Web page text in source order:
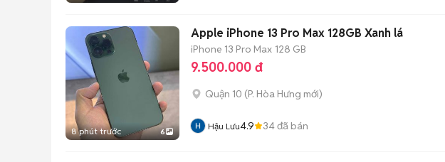
8 phút trước 6
Apple iPhone 13 Pro Max 128GB Xanh lá
iPhone 13 Pro Max 128 GB
9.500.000 đ
Quận 10 (P. Hòa Hưng mới)
Hậu Lưu4.9 34đã bán